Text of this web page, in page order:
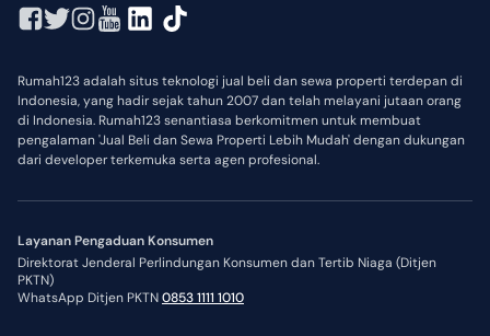
Rumah123 adalah situs teknologi jual beli dan sewa properti terdepan di
Indonesia, yang hadir sejak tahun 2007 dan telah melayani jutaan orang
di Indonesia. Rumah123 senantiasa berkomitmen untuk membuat
pengalaman 'Jual Beli dan Sewa Properti Lebih Mudah' dengan dukungan
dari developer terkemuka serta agen profesional.
Layanan Pengaduan Konsumen
Direktorat Jenderal Perlindungan Konsumen dan Tertib Niaga (Ditjen
PKTN)
WhatsApp Ditjen PKTN0853 1111 1010